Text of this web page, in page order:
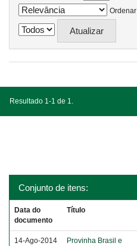
Ordenar
Resultado 1-1 de 1.
Conjunto de itens:
Data do
documento
Título
14-Ago-2014
Provinha Brasil e